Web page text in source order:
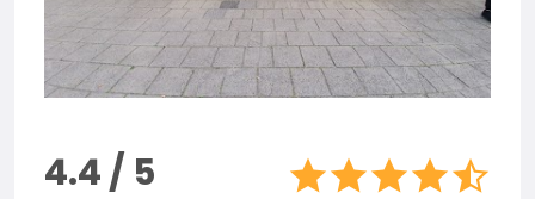
4.4 / 5